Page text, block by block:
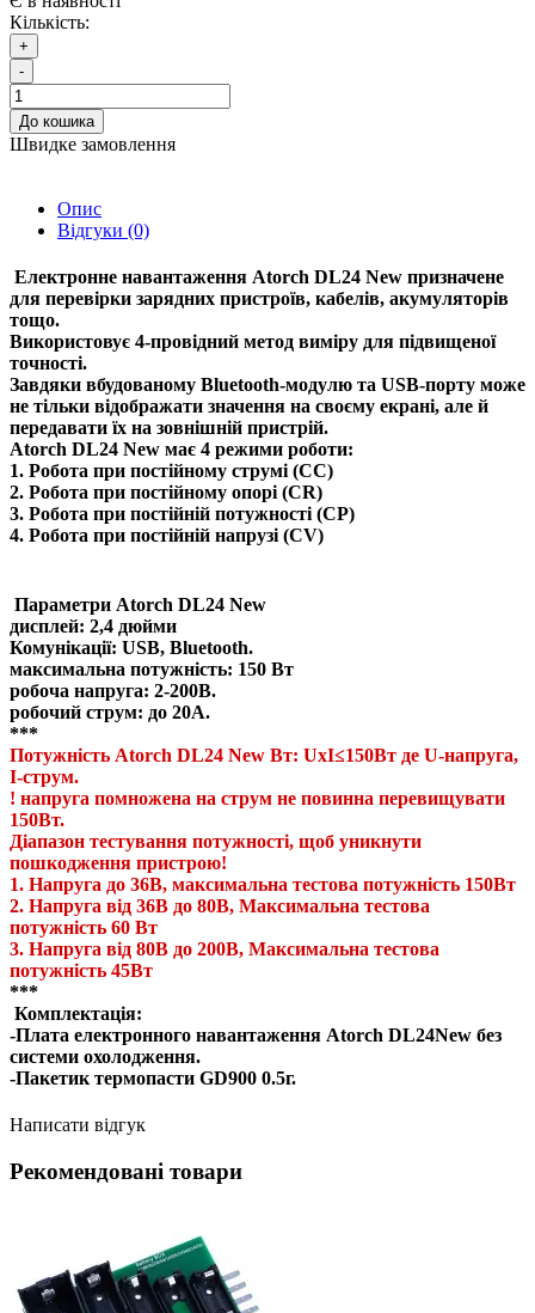
Кількість:
+
-
До кошика
Швидке замовлення
Опис
Відгуки (0)
Електронне навантаження Atorch DL24 New призначене
для перевірки зарядних пристроїв, кабелів, акумуляторів
тощо.
Використовує 4-провідний метод виміру для підвищеної
точності.
Завдяки вбудованому Bluetooth-модулю та USB-порту може
не тільки відображати значення на своєму екрані, але й
передавати їх на зовнішній пристрій.
Atorch DL24 New має 4 режими роботи:
1. Робота при постійному струмі (CC)
2. Робота при постійному опорі (CR)
3. Робота при постійній потужності (CP)
4. Робота при постійній напрузі (CV)
Параметри Atorch DL24 New
дисплей: 2,4 дюйми
Комунікації: USB, Bluetooth.
максимальна потужність: 150 Вт
робоча напруга: 2-200В.
робочий струм: до 20A.
***
Потужність Atorch DL24 New Вт: UxI≤150Вт де U-напруга,
I-струм.
! напруга помножена на струм не повинна перевищувати
150Вт.
Діапазон тестування потужності, щоб уникнути
пошкодження пристрою!
1. Напруга до 36В, максимальна тестова потужність 150Вт
2. Напруга від 36В до 80В, Максимальна тестова
потужність 60 Вт
3. Напруга від 80В до 200В, Максимальна тестова
потужність 45Вт
***
Комплектація:
-Плата електронного навантаження Atorch DL24New без
системи охолодження.
-Пакетик термопасти GD900 0.5г.
Написати відгук
Рекомендовані товари